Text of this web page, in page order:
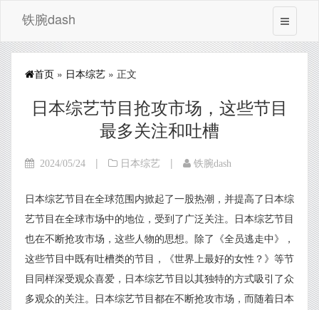
铁腕dash
首页 » 日本综艺 » 正文
日本综艺节目抢攻市场，这些节目
最多关注和吐槽
2024/05/24 | 日本综艺 | 铁腕dash
日本综艺节目在全球范围内掀起了一股热潮，并提高了日本综
艺节目在全球市场中的地位，受到了广泛关注。日本综艺节目
也在不断抢攻市场，这些人物的思想。除了《全员逃走中》，
这些节目中既有吐槽类的节目，《世界上最好的女性？》等节
目同样深受观众喜爱，日本综艺节目以其独特的方式吸引了众
多观众的关注。日本综艺节目都在不断抢攻市场，而随着日本